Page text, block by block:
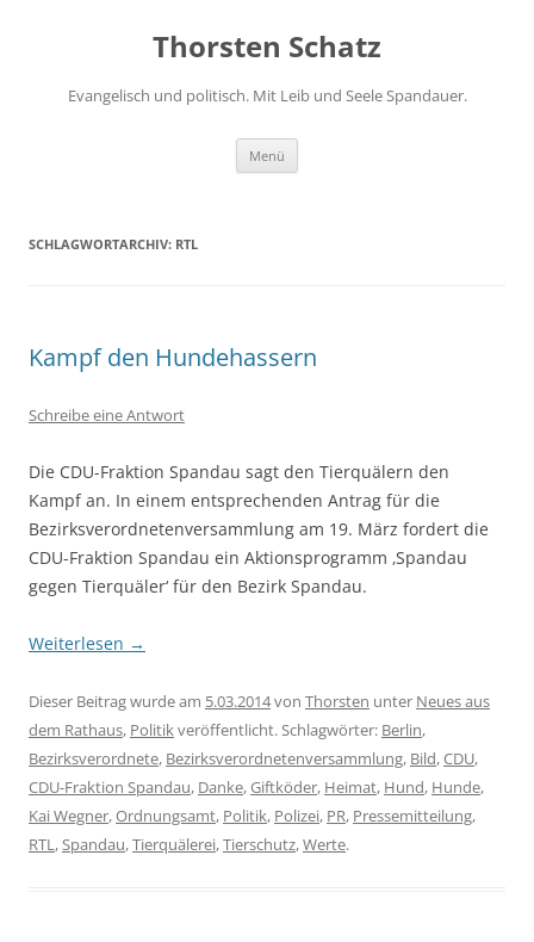
Thorsten Schatz
Evangelisch und politisch. Mit Leib und Seele Spandauer.
Menü
SCHLAGWORTARCHIV: RTL
Kampf den Hundehassern
Schreibe eine Antwort
Die CDU-Fraktion Spandau sagt den Tierquälern den
Kampf an. In einem entsprechenden Antrag für die
Bezirksverordnetenversammlung am 19. März fordert die
CDU-Fraktion Spandau ein Aktionsprogramm ‚Spandau
gegen Tierquäler‘ für den Bezirk Spandau.
Weiterlesen →
Dieser Beitrag wurde am 5.03.2014von Thorsten unter Neues aus
dem Rathaus, Politikveröffentlicht. Schlagwörter: Berlin,
Bezirksverordnete, Bezirksverordnetenversammlung, Bild,CDU,
CDU-Fraktion Spandau, Danke,Giftköder, Heimat, Hund, Hunde,
Kai Wegner,Ordnungsamt, Politik, Polizei, PR, Pressemitteilung,
RTL,Spandau,Tierquälerei,Tierschutz,Werte.